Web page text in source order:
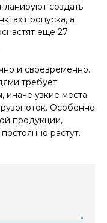
создать
пропуска, а
еще 27
и своевременно.
требует
иначе узкие места
Особенно
продукции,
растут.